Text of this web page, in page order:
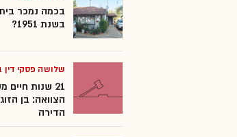
בכמה נמכר
בשנת 1951?
שלושה פסקי דין
21 שנות
הצוואה: בן
הדירה